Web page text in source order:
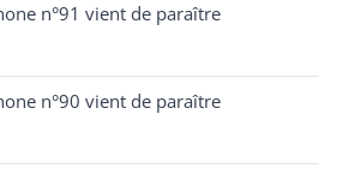
n°91 vient de paraître
n°90 vient de paraître